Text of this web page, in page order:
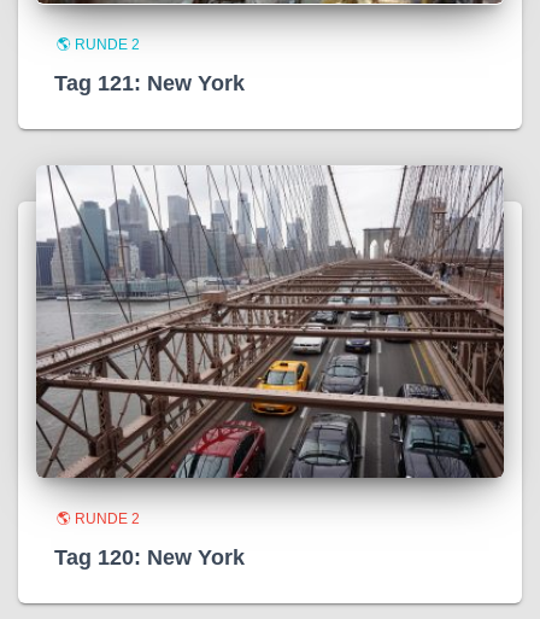
🌎 RUNDE 2
Tag 121: New York
🌎 RUNDE 2
Tag 120: New York